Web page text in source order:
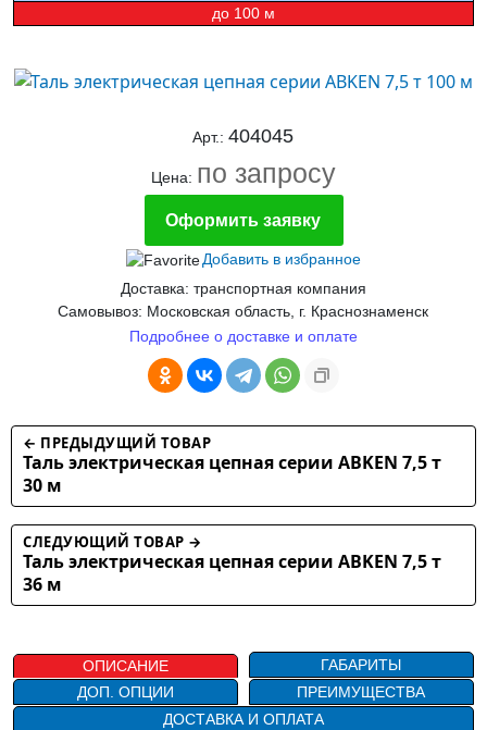
до 100 м
Арт.:404045
Цена: по запросу
Оформить заявку
Добавить в избранное
Доставка: транспортная компания
Самовывоз: Московская область, г. Краснознаменск
Подробнее о доставке и оплате
← ПРЕДЫДУЩИЙ ТОВАР
Таль электрическая цепная серии ABKEN 7,5 т
30 м
СЛЕДУЮЩИЙ ТОВАР →
Таль электрическая цепная серии ABKEN 7,5 т
36 м
ОПИСАНИЕ
ГАБАРИТЫ
ДОП. ОПЦИИ
ПРЕИМУЩЕСТВА
ДОСТАВКА И ОПЛАТА